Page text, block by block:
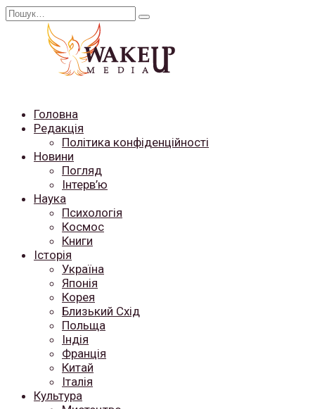
Перейти
Search
Головна
Редакція
Політика конфіденційності
Новини
Погляд
Інтерв’ю
Наука
Психологія
Космос
Книги
Історія
Україна
Японія
Корея
Близький Схід
Польща
Індія
Франція
Китай
Італія
Культура